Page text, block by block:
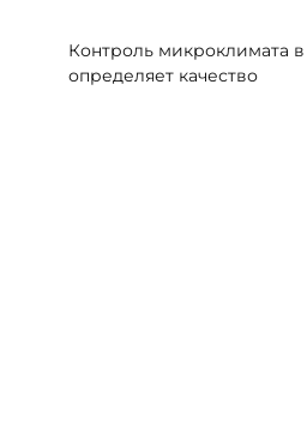
Контроль микроклимата
определяет качество